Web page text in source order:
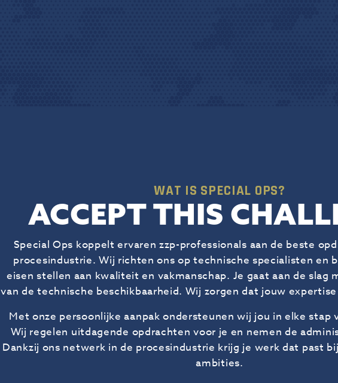
WAT IS SPECIAL OPS?
ACCEPT THIS
Special Ops koppelt ervaren zzp-professionals aan de beste
procesindustrie. Wij richten ons op technische specialisten en
eisen stellen aan kwaliteit en vakmanschap. Je gaat aan de slag
van de technische beschikbaarheid. Wij zorgen dat jouw
Met onze persoonlijke aanpak ondersteunen wij jou in elke stap
Wij regelen uitdagende opdrachten voor je en nemen de
Dankzij ons netwerk in de procesindustrie krijg je werk dat past
ambities.